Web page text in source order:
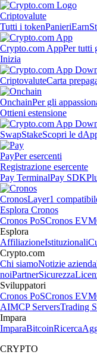
Criptovalute
Tutti i tokenPanieriEarn
Crypto.com AppPer tutti
Inizia
CriptovaluteCarta
OnchainPer gli
Ottieni estensione
SwapStakeScopri le
PayPer esercenti
Registrazione esercente
Pay TerminalPay SDK
CronosLayer1
Esplora Cronos
Cronos PoSCronos EVM
Esplora
AffiliazioneIstituzionali
Crypto.com
Chi siamoNotizie
noiPartnerSicurezza
Sviluppatori
Cronos PoSCronos EVM
AIMCP ServersTrading
Impara
ImparaBitcoinRicerca
CRYPTO